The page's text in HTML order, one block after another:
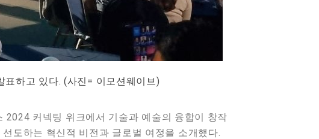
하고 있다. (사진= 이모션웨이브)
2024 커넥팅 위크에서 기술과 예술의 융합이 창작
도하는 혁신적 비전과 글로벌 여정을 소개했다.